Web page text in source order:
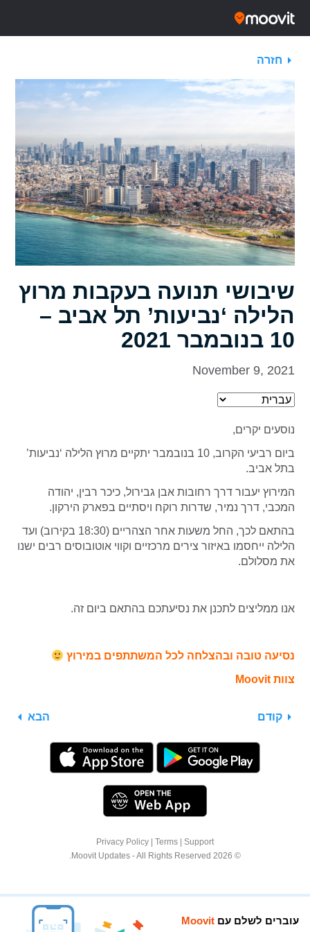
עוברים לשלם עם Moovit
חזרה
שיבושי תנועה בעקבות מרוץ
הלילה ‘נביעות’ תל אביב –
10 בנובמבר 2021
November 9, 2021
נוסעים יקרים,
ביום רביעי הקרוב, 10 בנובמבר יתקיים מרוץ הלילה ‘נביעות’
בתל אביב.
המירוץ יעבור דרך רחובות אבן גבירול, כיכר רבין, יהודה
המכבי, דרך נמיר, שדרות רוקח ויסתיים בפארק הירקון.
בהתאם לכך, החל משעות אחר הצהריים (18:30 בקירוב) ועד
הלילה ייחסמו באיזור צירים מרכזיים וקווי אוטובוסים רבים ישנו
את מסלולם.
אנו ממליצים לתכנן את נסיעתכם בהתאם ביום זה.
נסיעה טובה ובהצלחה לכל המשתתפים במירוץ
צוות Moovit
קודם הבא
Privacy Policy Terms
Support
© 2026 Moovit Updates - All Rights Reserved.